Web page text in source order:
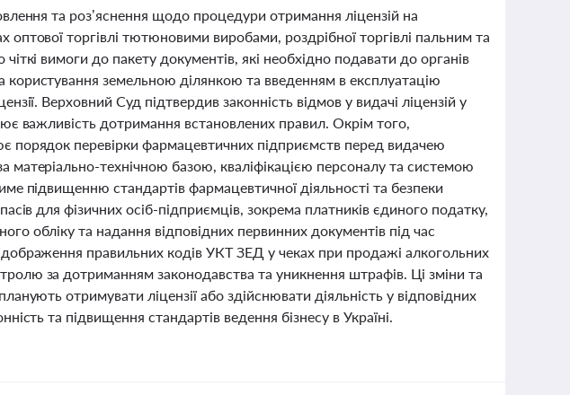
та роз’яснення щодо процедури отримання ліцензій на
оптової торгівлі тютюновими виробами, роздрібної торгівлі пальним та
вимоги до пакету документів, які необхідно подавати до органів
земельною ділянкою та введенням в експлуатацію
Верховний Суд підтвердив законність відмов у видачі ліцензій у
важливість дотримання встановлених правил. Окрім того,
порядок перевірки фармацевтичних підприємств перед видачею
матеріально-технічною базою, кваліфікацією персоналу та системою
підвищенню стандартів фармацевтичної діяльності та безпеки
для фізичних осіб-підприємців, зокрема платників єдиного податку,
обліку та надання відповідних первинних документів під час
правильних кодів УКТ ЗЕД у чеках при продажі алкогольних
за дотриманням законодавства та уникнення штрафів. Ці зміни та
отримувати ліцензії або здійснювати діяльність у відповідних
та підвищення стандартів ведення бізнесу в Україні.